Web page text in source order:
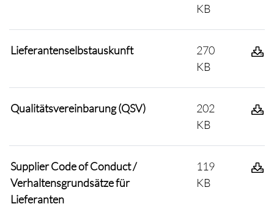
KB
Lieferantenselbstauskunft
270
KB
Qualitätsvereinbarung (QSV)
202
KB
Supplier Code of Conduct /
Verhaltensgrundsätze für
Lieferanten
119
KB